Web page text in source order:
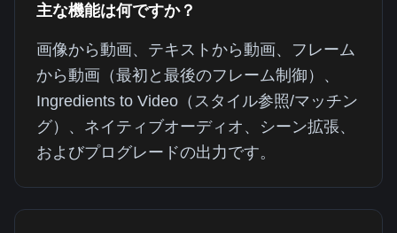
主な機能は何ですか？
画像から動画、テキストから動画、フレーム
から動画（最初と最後のフレーム制御）、
Ingredients to Video（スタイル参照/マッチン
グ）、ネイティブオーディオ、シーン拡張、
およびプログレードの出力です。